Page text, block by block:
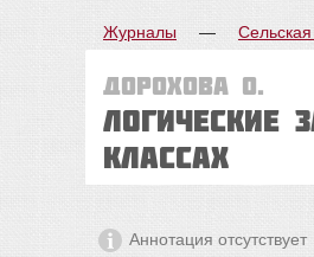
Журналы —
Дорохова О.
Логические
классах
Аннотация отсутствует